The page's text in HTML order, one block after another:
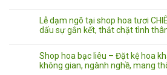
Lễ dạm ngõ tại shop hoa tươi
dấu sự gắn kết, thắt chặt tình
Shop hoa bạc liêu – Đặt kệ hoa
không gian, ngành nghề, mang